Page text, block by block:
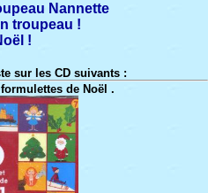
Nannette
troupeau !
!
sur les CD suivants :
de Noël .